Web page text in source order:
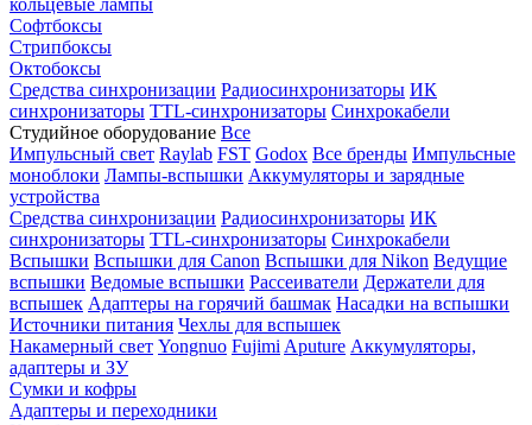
кольцевые лампы
Софтбоксы
Стрипбоксы
Октобоксы
Средства синхронизации Радиосинхронизаторы ИК
синхронизаторы TTL-синхронизаторы Синхрокабели
Студийное оборудование Все
Импульсный свет Raylab FST Godox Все бренды Импульсные
моноблоки Лампы-вспышки Аккумуляторы и зарядные
устройства
Средства синхронизации Радиосинхронизаторы ИК
синхронизаторы TTL-синхронизаторы Синхрокабели
Вспышки Вспышки для Canon Вспышки для Nikon Ведущие
вспышки Ведомые вспышки Рассеиватели Держатели для
вспышек Адаптеры на горячий башмак Насадки на вспышки
Источники питания Чехлы для вспышек
Накамерный свет Yongnuo Fujimi Aputure Аккумуляторы,
адаптеры и ЗУ
Сумки и кофры
Адаптеры и переходники